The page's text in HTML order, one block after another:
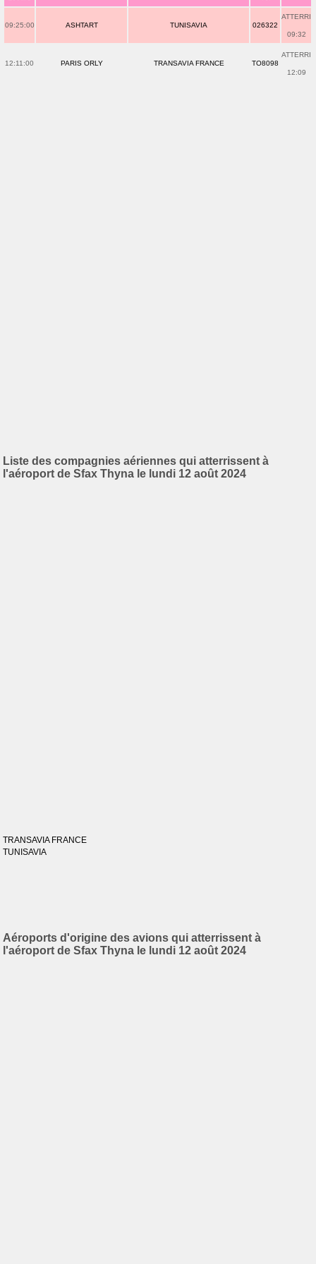
09:25:00 ASHTART TUNISAVIA 026322
ATTERRI
09:32
12:11:00 PARIS ORLY TRANSAVIA FRANCE TO8098
ATTERRI
12:09
Liste des compagnies aériennes qui atterrissent à
l'aéroport de Sfax Thyna le lundi 12 août 2024
TRANSAVIA FRANCE
TUNISAVIA
Aéroports d'origine des avions qui atterrissent à
l'aéroport de Sfax Thyna le lundi 12 août 2024